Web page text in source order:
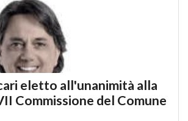
eletto all'unanimità alla
Commissione del Comune